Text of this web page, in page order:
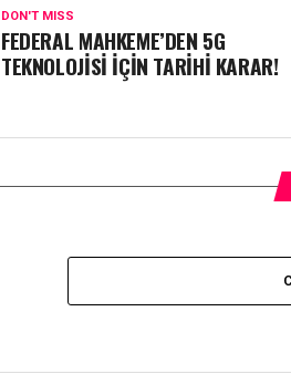
DON'T MISS
FEDERAL MAHKEME’DEN 5G
TEKNOLOJİSİ İÇİN TARİHİ KARAR!